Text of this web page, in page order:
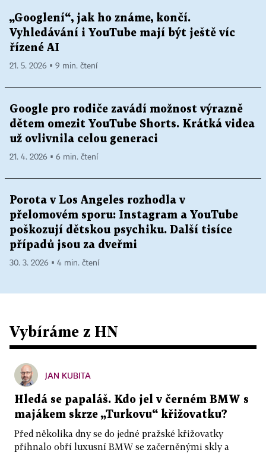
„Googlení“, jak ho známe, končí.
Vyhledávání i YouTube mají být ještě víc
řízené AI
21. 5. 2026 ▪ 9 min. čtení
Google pro rodiče zavádí možnost výrazně
dětem omezit YouTube Shorts. Krátká videa
už ovlivnila celou generaci
21. 4. 2026 ▪ 6 min. čtení
Porota v Los Angeles rozhodla v
přelomovém sporu: Instagram a YouTube
poškozují dětskou psychiku. Další tisíce
případů jsou za dveřmi
30. 3. 2026 ▪ 4 min. čtení
Vybíráme z HN
JAN KUBITA
Hledá se papaláš. Kdo jel v černém BMW s
majákem skrze „Turkovu“ křižovatku?
Před několika dny se do jedné pražské křižovatky
přihnalo obří luxusní BMW se začerněnými skly a